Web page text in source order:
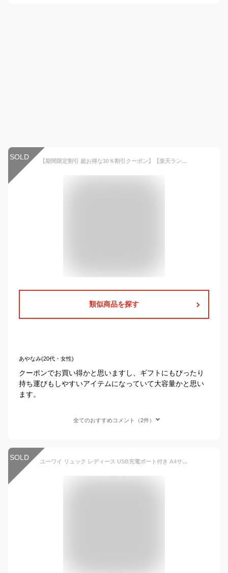
SOLD 【期間限定割引 超お得な30％割引クーポン】【楽天ランキング1位獲得】【正規品】WIDEN® リュック リュックサック バックパック レディース メンズ 軽量 PC A4 大容量 多機能 撥水 通勤 仕事 通学 ビジネス 旅行 ボックス ブランド きれいめ おしゃれ 大人 USB
類似商品を探す
あやなみ(20代・女性)
クーポンでお買い得かと思いますし、ギフトにもぴったり
持ち運びもしやすいアイテムになっていて大容量かと思い
ます。
全てのおすすめコメント（2件）
SOLD ユーワイ リュック レディース USB充電ポート付き A4サイズ対応 バックパック uy37(03.ネイビー)